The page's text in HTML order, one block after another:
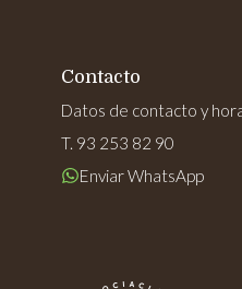
Contacto
Datos de contacto y
T. 93 253 82 90
Enviar WhatsApp